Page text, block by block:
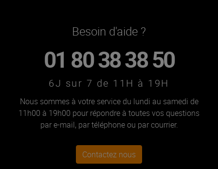
Besoin d'aide ?
01 80 38 38 50
6J sur 7 de 11H à 19H
Nous sommes à votre service du lundi au samedi de
11h00 à 19h00 pour répondre à toutes vos questions
par e-mail, par téléphone ou par courrier.
Contactez nous